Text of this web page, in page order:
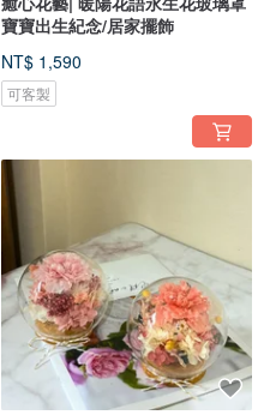
寶寶出生紀念/居家擺飾
NT$ 1,590
可客製